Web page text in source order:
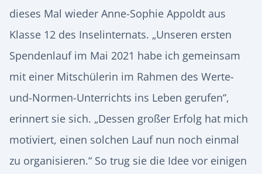
dieses Mal wieder Anne-Sophie Appoldt aus
Klasse 12 des Inselinternats. „Unseren ersten
Spendenlauf im Mai 2021 habe ich gemeinsam
mit einer Mitschülerin im Rahmen des Werte-
und-Normen-Unterrichts ins Leben gerufen“,
erinnert sie sich. „Dessen großer Erfolg hat mich
motiviert, einen solchen Lauf nun noch einmal
zu organisieren.“ So trug sie die Idee vor einigen